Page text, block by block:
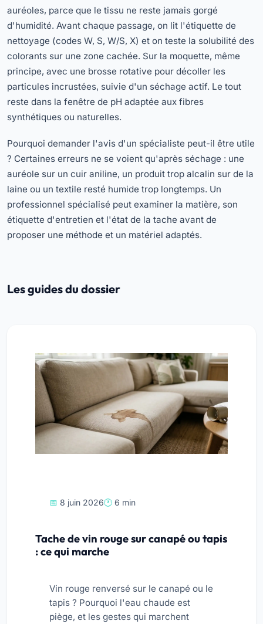
auréoles, parce que le tissu ne reste jamais gorgé
d'humidité. Avant chaque passage, on lit l'étiquette de
nettoyage (codes W, S, W/S, X) et on teste la solubilité des
colorants sur une zone cachée. Sur la moquette, même
principe, avec une brosse rotative pour décoller les
particules incrustées, suivie d'un séchage actif. Le tout
reste dans la fenêtre de pH adaptée aux fibres
synthétiques ou naturelles.
Pourquoi demander l'avis d'un spécialiste peut-il être utile
? Certaines erreurs ne se voient qu'après séchage : une
auréole sur un cuir aniline, un produit trop alcalin sur de la
laine ou un textile resté humide trop longtemps. Un
professionnel spécialisé peut examiner la matière, son
étiquette d'entretien et l'état de la tache avant de
proposer une méthode et un matériel adaptés.
Les guides du dossier
8 juin 2026 6 min
Tache de vin rouge sur canapé ou tapis
: ce qui marche
Vin rouge renversé sur le canapé ou le
tapis ? Pourquoi l'eau chaude est
piège, et les gestes qui marchent